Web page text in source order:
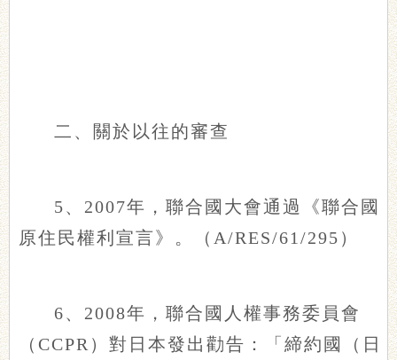
二、關於以往的審查
5、2007年，聯合國大會通過《聯合國
原住民權利宣言》。（A/RES/61/295）
6、2008年，聯合國人權事務委員會
（CCPR）對日本發出勸告：「締約國（日